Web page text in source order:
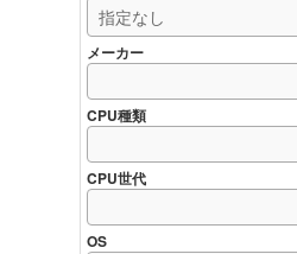
メーカー
CPU種類
CPU世代
OS